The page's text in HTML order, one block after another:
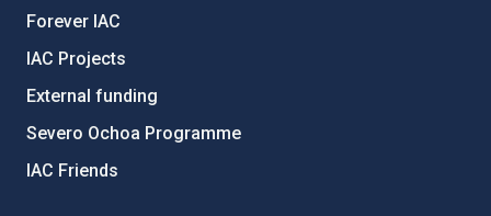
Forever IAC
IAC Projects
External funding
Severo Ochoa Programme
IAC Friends